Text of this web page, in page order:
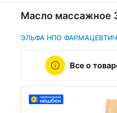
Масло массажное
ЭЛЬФА НПО
Все о